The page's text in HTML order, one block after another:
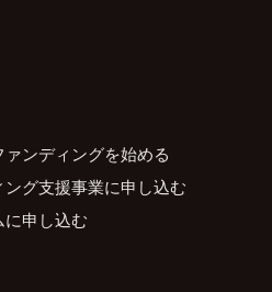
ンディングを始める
グ支援事業に申し込む
申し込む